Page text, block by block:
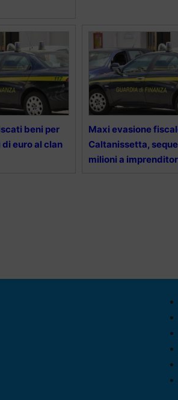
beni per
euro al clan
Maxi evasione
Caltanissetta,
milioni a